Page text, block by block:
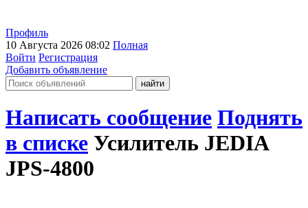
Профиль
10 Августа 2026 08:02 Полная
Войти Регистрация
Добавить объявление
Написать сообщение Поднять
в списке Усилитель JEDIA
JPS-4800